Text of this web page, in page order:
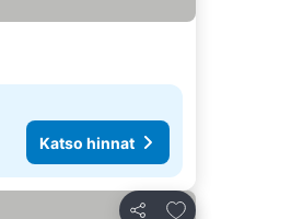
Katso hinnat
Lisää suosikkeihin